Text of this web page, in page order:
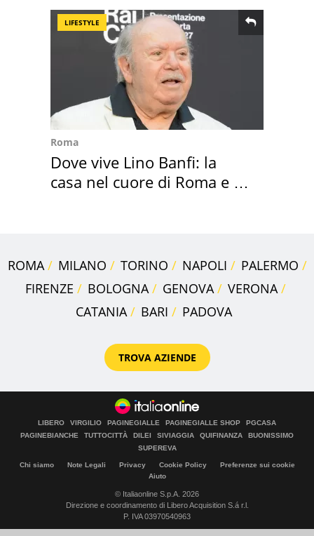
LIFESTYLE
Roma
Dove vive Lino Banfi: la
casa nel cuore di Roma e i
ROMA MILANO TORINO NAPOLI
PALERMO
FIRENZE
BOLOGNA GENOVA
VERONA
CATANIA
BARI PADOVA
TROVA AZIENDE
LIBERO VIRGILIO PAGINEGIALLE PAGINEGIALLE SHOP
PGCASA
PAGINEBIANCHE
TUTTOCITTÀ DILEI SIVIAGGIA QUIFINANZA
BUONISSIMO
SUPEREVA
Chi siamo Note Legali Privacy Cookie Policy
Preferenze sui cookie
Aiuto
© Italiaonline S.p.A. 2026
Direzione e coordinamento di Libero Acquisition S.á r.l.
P. IVA 03970540963